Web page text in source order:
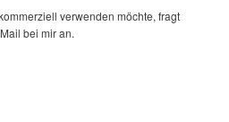
verwenden möchte, fragt
bei mir an.